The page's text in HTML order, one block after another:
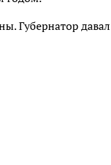
Губернатор давал